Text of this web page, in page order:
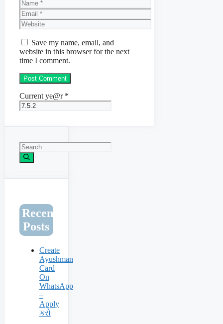
Email
Website
Save my name, email, and
website in this browser for the next
time I comment.
Current ye@r *
Search
for:
Recent
Posts
Create
Ayushman
Card
On
WhatsApp
–
Apply
કરો